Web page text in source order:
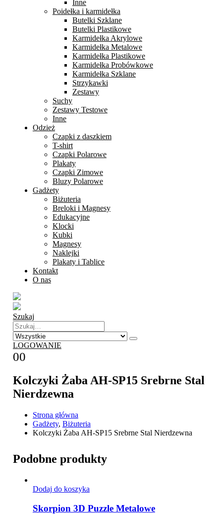
Inne
Poidełka i karmidełka
Butelki Szklane
Butelki Plastikowe
Karmidełka Akrylowe
Karmidełka Metalowe
Karmidełka Plastikowe
Karmidełka Probówkowe
Karmidełka Szklane
Strzykawki
Zestawy
Suchy
Zestawy Testowe
Inne
Odzież
Czapki z daszkiem
T-shirt
Czapki Polarowe
Plakaty
Czapki Zimowe
Bluzy Polarowe
Gadżety
Biżuteria
Breloki i Magnesy
Edukacyjne
Klocki
Kubki
Magnesy
Naklejki
Plakaty i Tablice
Kontakt
O nas
Szukaj
LOGOWANIE
00
Kolczyki Żaba AH-SP15 Srebrne Stal
Nierdzewna
Strona główna
Gadżety, Biżuteria
Kolczyki Żaba AH-SP15 Srebrne Stal Nierdzewna
Podobne produkty
Dodaj do koszyka
Skorpion 3D Puzzle Metalowe